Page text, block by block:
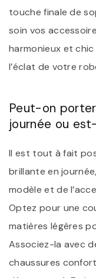
touche finale de
soin vos
harmonieux et
l’éclat de votre
Peut-on
journée ou
Il est tout à fait
brillante en
modèle et de
Optez pour une
matières légères
Associez-la avec
chaussures